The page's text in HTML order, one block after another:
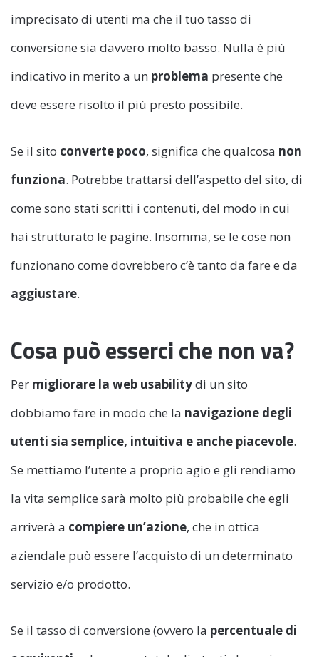
imprecisato di utenti ma che il tuo tasso di
conversione sia davvero molto basso. Nulla è più
indicativo in merito a un problema presente che
deve essere risolto il più presto possibile.
Se il sito converte poco, significa che qualcosa non
funziona. Potrebbe trattarsi dell’aspetto del sito, di
come sono stati scritti i contenuti, del modo in cui
hai strutturato le pagine. Insomma, se le cose non
funzionano come dovrebbero c’è tanto da fare e da
aggiustare.
Cosa può esserci che non va?
Per migliorare la web usabilitydi un sito
dobbiamo fare in modo che la navigazione degli
utenti sia semplice, intuitiva e anche piacevole.
Se mettiamo l’utente a proprio agio e gli rendiamo
la vita semplice sarà molto più probabile che egli
arriverà a compiere un’azione, che in ottica
aziendale può essere l’acquisto di un determinato
servizio e/o prodotto.
Se il tasso di conversione (ovvero la percentuale di